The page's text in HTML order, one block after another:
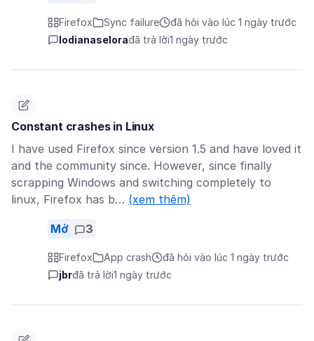
Firefox Sync failure
đã hỏi vào lúc 1 ngày trước
lodianaselorađã trả lời1 ngày trước
Constant crashes in Linux
I have used Firefox since version 1.5 and have loved it
and the community since. However, since finally
scrapping Windows and switching completely to
linux, Firefox has b… (xem thêm)
Mở 3
Firefox App crash
đã hỏi vào lúc 1 ngày trước
jbrđã trả lời1 ngày trước